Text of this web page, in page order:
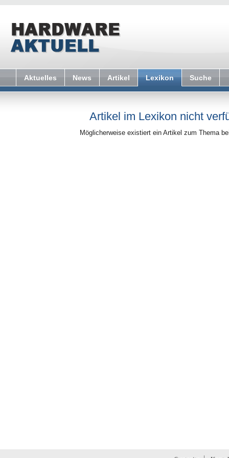
Aktuelles News Artikel Lexikon Suche
Artikel im Lexikon nicht
Möglicherweise existiert ein Artikel zum Thema